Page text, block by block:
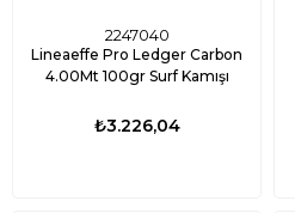
2247040
Lineaeffe Pro Ledger Carbon
4.00Mt 100gr Surf Kamışı
₺3.226,04